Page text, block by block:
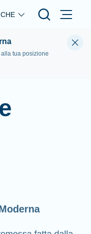
to main content
CHE
tua posizione